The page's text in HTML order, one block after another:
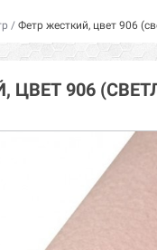
/ Фетр жесткий, цвет 906
ЦВЕТ 906